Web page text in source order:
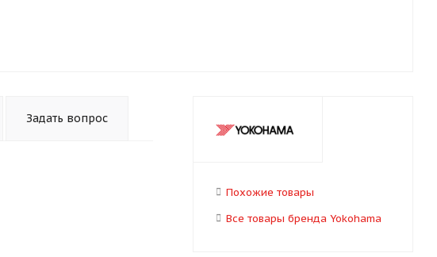
Задать вопрос
Похожие товары
Все товары бренда Yokohama